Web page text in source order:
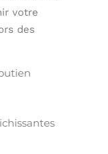
votre
des